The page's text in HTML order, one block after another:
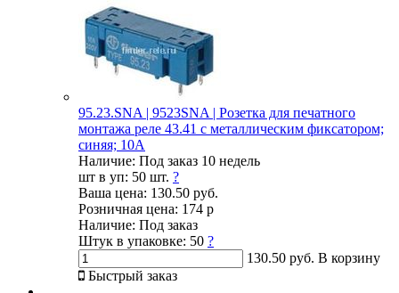
95.23.SNA | 9523SNA | Розетка для печатного
монтажа реле 43.41 с металлическим фиксатором;
синяя; 10А
Наличие: Под заказ 10 недель
шт в уп: 50 шт. ?
Ваша цена: 130.50 руб.
Розничная цена: 174 р
Наличие: Под заказ
Штук в упаковке: 50 ?
130.50 руб. В корзину
Быстрый заказ